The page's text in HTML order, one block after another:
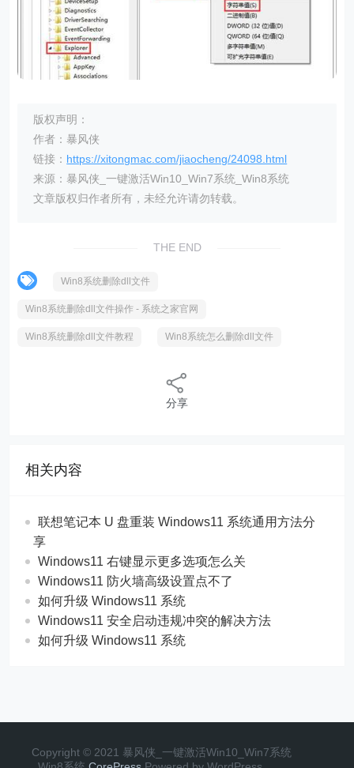
版权声明：
作者：暴风侠
链接： https://xitongmac.com/jiaocheng/24098.html
来源：暴风侠_一键激活Win10_Win7系统_Win8系统
文章版权归作者所有，未经允许请勿转载。
THE END
Win8系统删除dll文件
Win8系统删除dll文件操作 - 系统之家官网
Win8系统删除dll文件教程 Win8系统怎么删除dll文件
分享
相关内容
联想笔记本 U 盘重装 Windows11 系统通用方法分
享
Windows11 右键显示更多选项怎么关
Windows11 防火墙高级设置点不了
如何升级 Windows11 系统
Windows11 安全启动违规冲突的解决方法
如何升级 Windows11 系统
Copyright © 2021 暴风侠_一键激活Win10_Win7系统